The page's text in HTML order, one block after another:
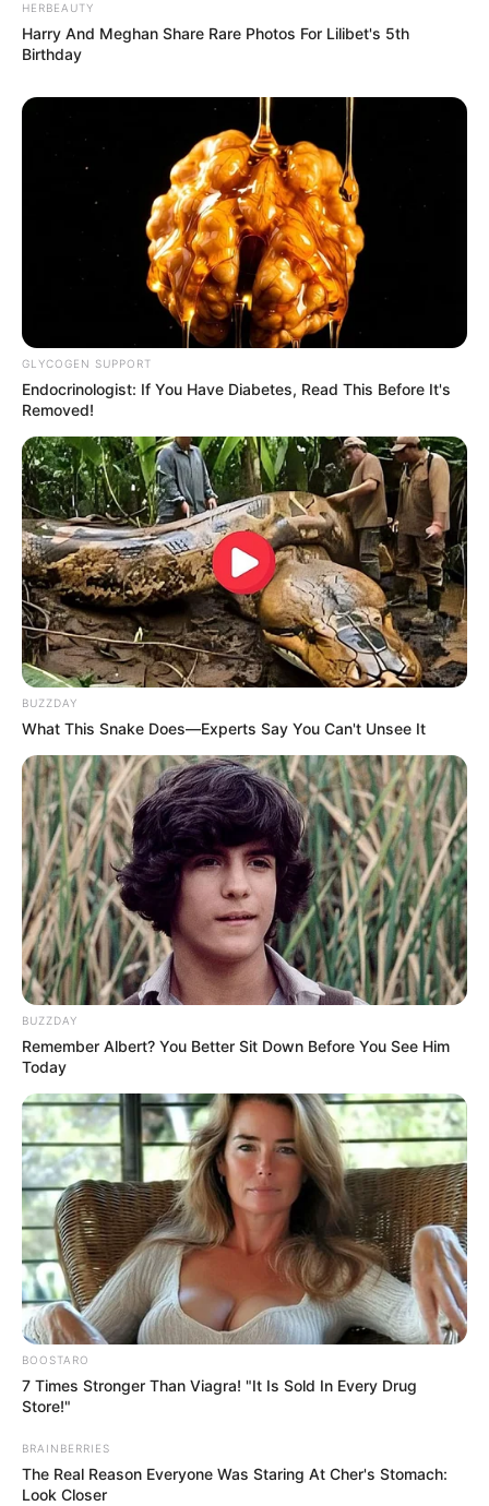
HERBEAUTY
Harry And Meghan Share Rare Photos For Lilibet's 5th
Birthday
GLYCOGEN SUPPORT
Endocrinologist: If You Have Diabetes, Read This Before It's
Removed!
BUZZDAY
What This Snake Does—Experts Say You Can't Unsee It
BUZZDAY
Remember Albert? You Better Sit Down Before You See Him
Today
BOOSTARO
7 Times Stronger Than Viagra! "It Is Sold In Every Drug
Store!"
BRAINBERRIES
The Real Reason Everyone Was Staring At Cher's Stomach:
Look Closer